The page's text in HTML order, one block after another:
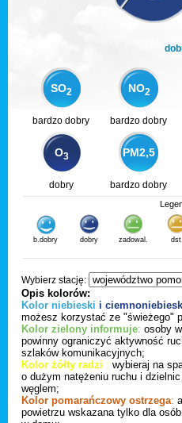
SO2 NO2
bardzo dobry bardzo dobry
O3 PM2,5
dobry bardzo dobry
b.dobry dobry zadowal. dst.
Wybierz stację:
Opis kolorów:
Kolor niebieski i
możesz korzystać ze "świeżego"
Kolor zielony informuje: osoby
powinny ograniczyć aktywność
szlaków komunikacyjnych;
Kolor żółty radzi : wybieraj na
o dużym natężeniu ruchu i
węglem;
Kolor pomarańczowy ostrzega:
powietrzu wskazana tylko dla